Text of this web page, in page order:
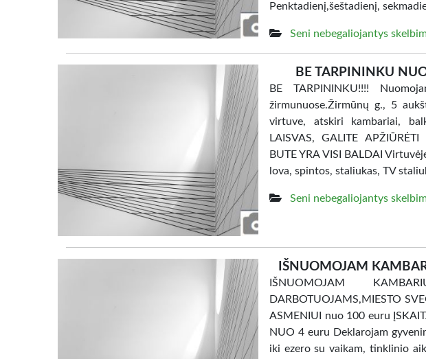
Penktadienį,šeštadienį,
Seni nebegaliojantys
BE TARPININKU
BE TARPININKU!!!!
žirmunuose.Žirmūnų g., 5
virtuve, atskiri kambariai,
LAISVAS, GALITE
BUTE YRA VISI BALDAI
lova, spintos, staliukas, TV
Seni nebegaliojantys
IŠNUOMOJAM
IŠNUOMOJAM
DARBOTUOJAMS,MIESTO
ASMENIUI nuo 100 euru
NUO 4 euru Deklarojam
iki ezero su vaikam, tinklinio